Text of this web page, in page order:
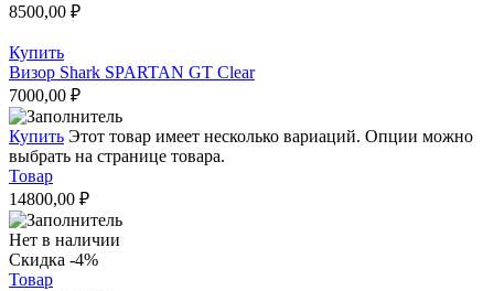
8500,00 ₽
Купить
Визор Shark SPARTAN GT Clear
7000,00 ₽
Купить Этот товар имеет несколько вариаций. Опции можно
выбрать на странице товара.
Товар
14800,00 ₽
Нет в наличии
Скидка -4%
Товар